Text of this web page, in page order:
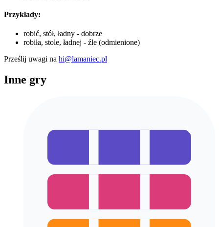
Przykłady:
robić, stół, ładny - dobrze
robiła, stole, ładnej - źle (odmienione)
Prześlij uwagi na hi@lamaniec.pl
Inne gry